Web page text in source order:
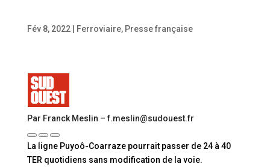
Fév 8, 2022| Ferroviaire, Presse française
Par Franck Meslin – f.meslin@sudouest.fr
La ligne Puyoô-Coarraze pourrait passer de 24 à 40
TER quotidiens sans modification de la voie.